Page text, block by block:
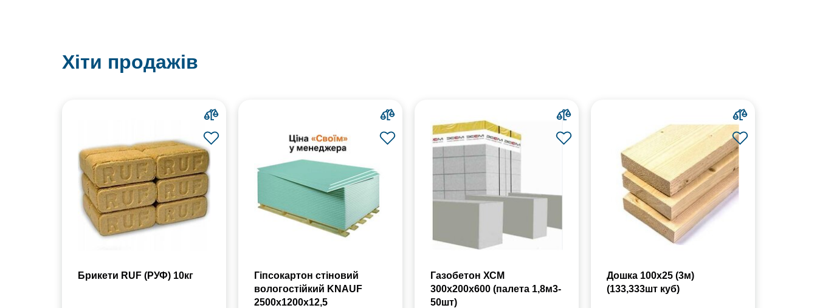
Хіти продажів
Брикети RUF (РУФ) 10кг
Гіпсокартон стіновий
вологостійкий KNAUF
2500х1200х12,5
Газобетон ХСМ
300x200x600 (палета 1,8м3-
50шт)
Дошка 100х25 (3м)
(133,333шт куб)